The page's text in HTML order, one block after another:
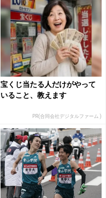
宝くじ当たる人だけがやって
いること、教えます
PR(合同会社デジタルファーム )